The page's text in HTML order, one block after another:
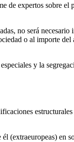
de expertos sobre
no será
o al importe del
y la
(extraeuropeas) en